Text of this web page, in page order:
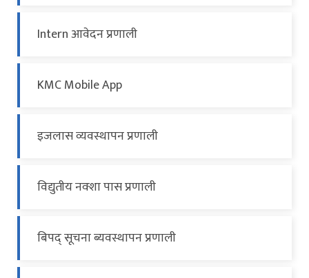
Intern आवेदन प्रणाली
KMC Mobile App
इजलास व्यवस्थापन प्रणाली
विद्युतीय नक्शा पास प्रणाली
बिपद् सूचना ब्यवस्थापन प्रणाली